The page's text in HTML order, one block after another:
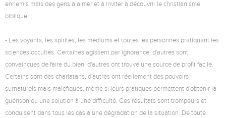
ennemis mais des gens à aimer et à inviter à découvrir le christianisme
biblique.
- Les voyants, les spirites, les médiums et toutes les personnes pratiquant les
sciences occultes. Certaines agissent par ignorance, d'autres sont
convaincues de faire du bien, d'autres ont trouvé une source de profit facile.
Certains sont des charlatans, d'autres ont réellement des pouvoirs
surnaturels mais maléfiques, même si leurs pratiques permettent d'obtenir la
guérison ou une solution à une difficulté. Ces résultats sont trompeurs et
conduisent dans tous les cas à une dégradation de la situation. De toute